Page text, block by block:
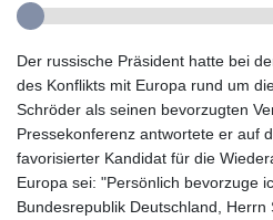
Der russische Präsident hatte bei
des Konflikts mit Europa rund um
Schröder als seinen bevorzugten
Pressekonferenz antwortete er auf
favorisierter Kandidat für die
Europa sei: "Persönlich bevorzuge
Bundesrepublik Deutschland, Herrn